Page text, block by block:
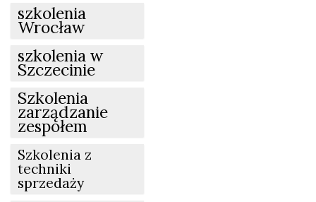
szkolenia
Wrocław
szkolenia w
Szczecinie
Szkolenia
zarządzanie
zespołem
Szkolenia z
techniki
sprzedaży